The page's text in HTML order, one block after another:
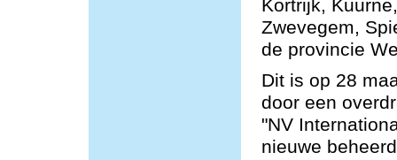
Kortrijk,
Zwevegem,
de provincie
Dit is op 28
door een
"NV
nieuwe